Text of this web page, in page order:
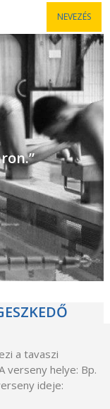
NEVEZÉS
a tavaszi
verseny helye: Bp.
ideje: